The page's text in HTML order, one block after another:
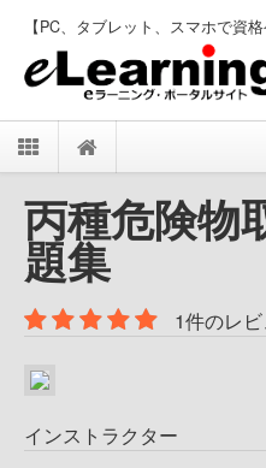
【PC、タブレット、スマホで資
丙種危険物
題集
1件のレ
インストラクター